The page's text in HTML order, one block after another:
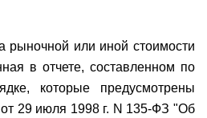
рыночной или иной стоимости
в отчете, составленном по
которые предусмотрены
29 июля 1998 г. N 135-ФЗ "Об